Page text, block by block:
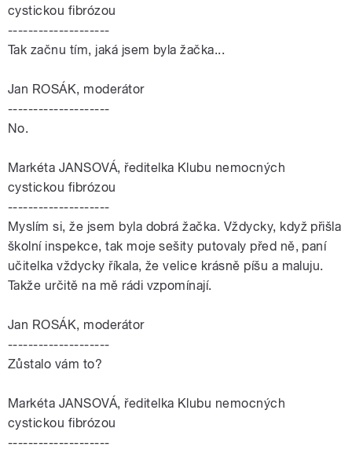
cystickou fibrózou
--------------------
Tak začnu tím, jaká jsem byla žačka...
Jan ROSÁK, moderátor
--------------------
No.
Markéta JANSOVÁ, ředitelka Klubu nemocných
cystickou fibrózou
--------------------
Myslím si, že jsem byla dobrá žačka. Vždycky, když přišla
školní inspekce, tak moje sešity putovaly před ně, paní
učitelka vždycky říkala, že velice krásně píšu a maluju.
Takže určitě na mě rádi vzpomínají.
Jan ROSÁK, moderátor
--------------------
Zůstalo vám to?
Markéta JANSOVÁ, ředitelka Klubu nemocných
cystickou fibrózou
--------------------